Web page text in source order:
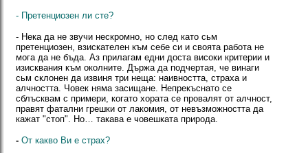
- Претенциозен ли сте?
- Нека да не звучи нескромно, но след като сьм
претенциозен, взискателен към себе си и своята работа не
мога да не бъда. Аз прилагам едни доста високи критерии и
изисквания към околните. Държа да подчертая, че винаги
сьм склонен да извиня три неща: наивността, страха и
алчността. Човек няма засищане. Непрекъснато се
сблъсквам с примери, когато хората се провалят от алчност,
правят фатални грешки от лакомия, от невъзможността да
кажат "стоп". Но… такава е човешката природа.
- От какво Ви е страх?